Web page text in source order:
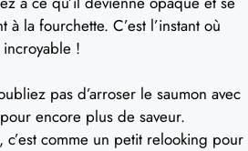
à la fourchette. C’est l’instant où
!
pas d’arroser le saumon avec
encore plus de saveur.
comme un petit relooking pour